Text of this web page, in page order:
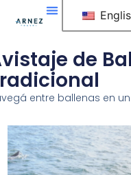
de
entre ballenas en